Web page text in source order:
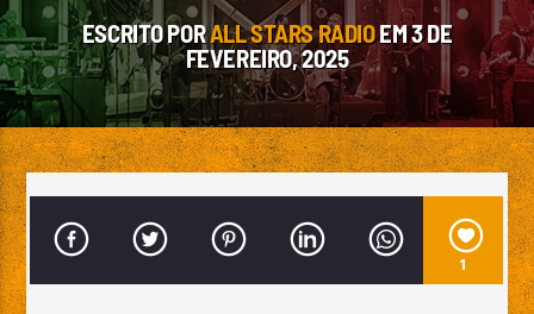
FAIXA ATUAL
LEGION OF THE SILENT BUTCHERS
VEHEMENCE ABYSS
ESCRITO PORALL STARS RADIOEM 3 DE
FEVEREIRO, 2025
1